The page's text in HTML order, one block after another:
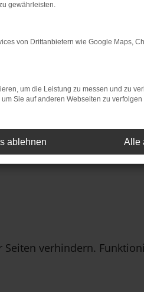
und Mitsubishi, als
und dürfen sich zudem
verhindern.
gewährleisten.
von Drittanbietern wie Google Maps,
um die Leistung zu messen und zu
Sie auf anderen Webseiten zu
ablehnen Alle